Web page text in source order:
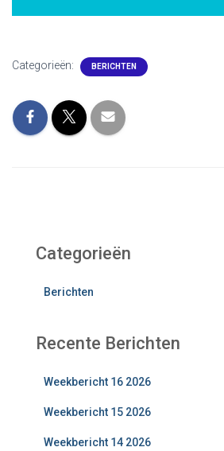
Categorieën: BERICHTEN
Categorieën
Berichten
Recente Berichten
Weekbericht 16 2026
Weekbericht 15 2026
Weekbericht 14 2026